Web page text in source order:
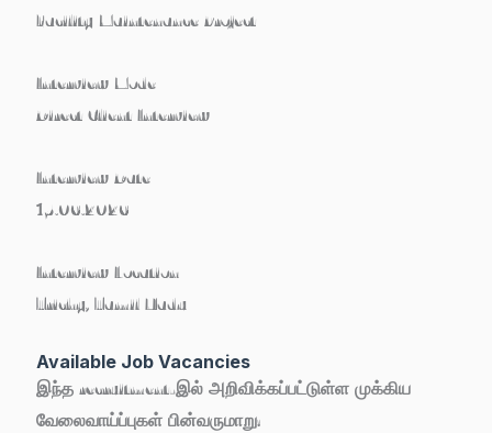
Facility Maintenance Project
Interview Mode
Direct Client Interview
Interview Date
15.06.2026
Interview Location
Trichy, Tamil Nadu
Available Job Vacancies
இந்த recruitment-இல் அறிவிக்கப்பட்டுள்ள முக்கிய
வேலைவாய்ப்புகள் பின்வருமாறு: